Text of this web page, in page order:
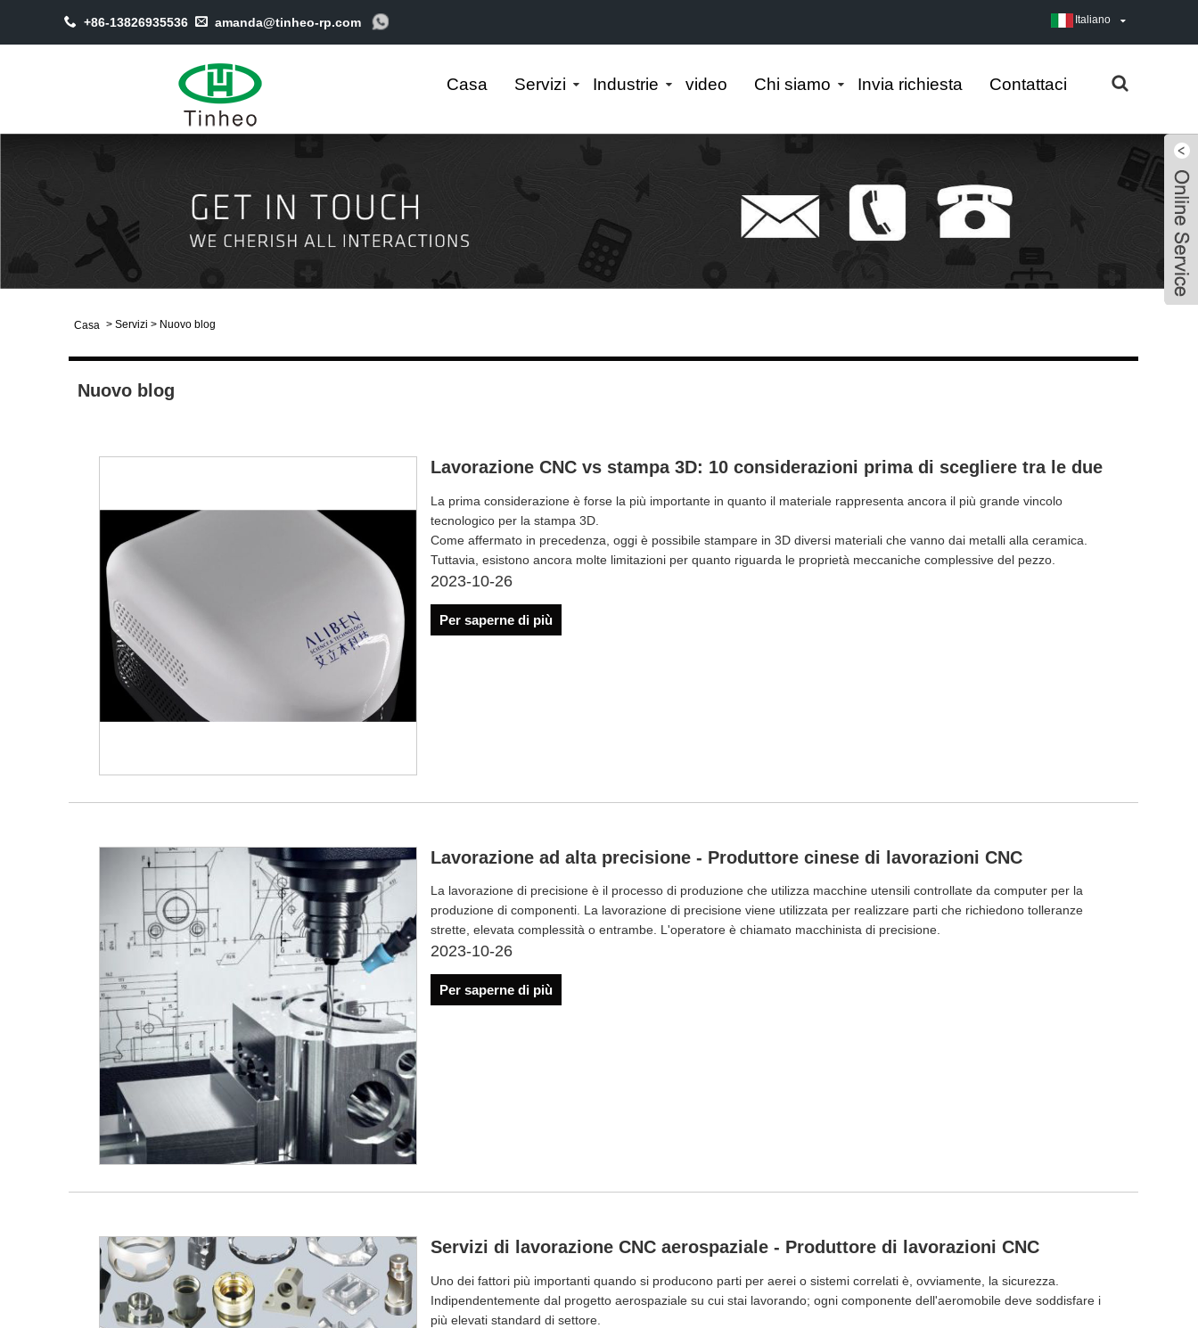
+86-13826935536 amanda@tinheo-rp.com Italiano
Casa Servizi Industrie video Chi siamo Invia richiesta Contattaci
Casa > Servizi > Nuovo blog
Nuovo blog
Lavorazione CNC vs stampa 3D: 10 considerazioni prima di scegliere tra le due
La prima considerazione è forse la più importante in quanto il materiale rappresenta ancora il più grande vincolo
tecnologico per la stampa 3D.
Come affermato in precedenza, oggi è possibile stampare in 3D diversi materiali che vanno dai metalli alla ceramica.
Tuttavia, esistono ancora molte limitazioni per quanto riguarda le proprietà meccaniche complessive del pezzo.
2023-10-26
Per saperne di più
Lavorazione ad alta precisione - Produttore cinese di lavorazioni CNC
La lavorazione di precisione è il processo di produzione che utilizza macchine utensili controllate da computer per la
produzione di componenti. La lavorazione di precisione viene utilizzata per realizzare parti che richiedono tolleranze
strette, elevata complessità o entrambe. L'operatore è chiamato macchinista di precisione.
2023-10-26
Per saperne di più
Servizi di lavorazione CNC aerospaziale - Produttore di lavorazioni CNC
Uno dei fattori più importanti quando si producono parti per aerei o sistemi correlati è, ovviamente, la sicurezza.
Indipendentemente dal progetto aerospaziale su cui stai lavorando; ogni componente dell'aeromobile deve soddisfare i
più elevati standard di settore.